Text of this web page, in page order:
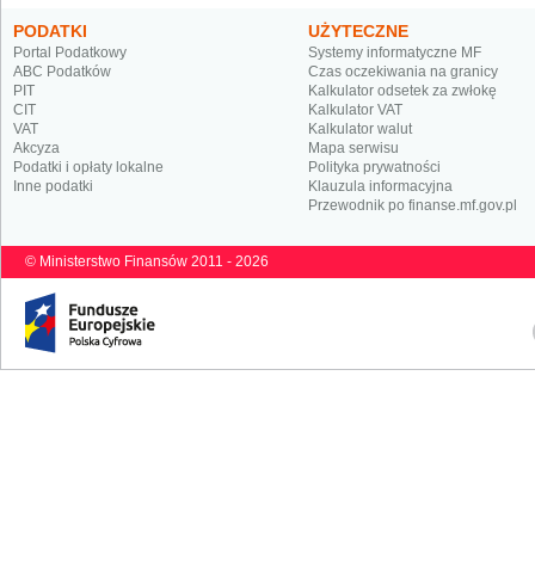
PODATKI
Portal Podatkowy
ABC Podatków
PIT
CIT
VAT
Akcyza
Podatki i opłaty lokalne
Inne podatki
UŻYTECZNE
Systemy informatyczne MF
Czas oczekiwania na granicy
Kalkulator odsetek za zwłokę
Kalkulator VAT
Kalkulator walut
Mapa serwisu
Polityka prywatności
Klauzula informacyjna
Przewodnik po finanse.mf.gov.pl
© Ministerstwo Finansów 2011 - 2026